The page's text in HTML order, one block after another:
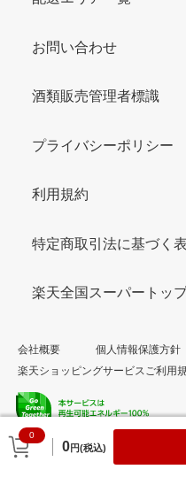
0
0円(税込)
お問い合わせ
酒類販売管理者標識
プライバシーポリシー
利用規約
特定商取引法に基づく
楽天全国スーパートッ
会社概要
個人情報保護方針
楽天ショッピングサービスご利用
© Rakuten Group, Inc.